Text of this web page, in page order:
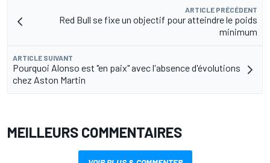
ARTICLE PRÉCÉDENT
Red Bull se fixe un objectif pour atteindre le poids
minimum
ARTICLE SUIVANT
Pourquoi Alonso est "en paix" avec l'absence d'évolutions
chez Aston Martin
MEILLEURS COMMENTAIRES